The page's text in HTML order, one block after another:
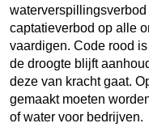
captatieverbod op alle
vaardigen. Code rood
de droogte blijft
deze van kracht gaat.
gemaakt moeten
of water voor bedrijven.